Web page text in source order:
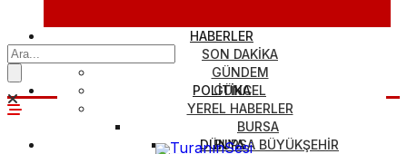
HABERLER
SON DAKİKA
GÜNDEM
GÜNCEL
YEREL HABERLER
BURSA
BURSA BÜYÜKŞEHİR
POLİTİKA
DÜNYA